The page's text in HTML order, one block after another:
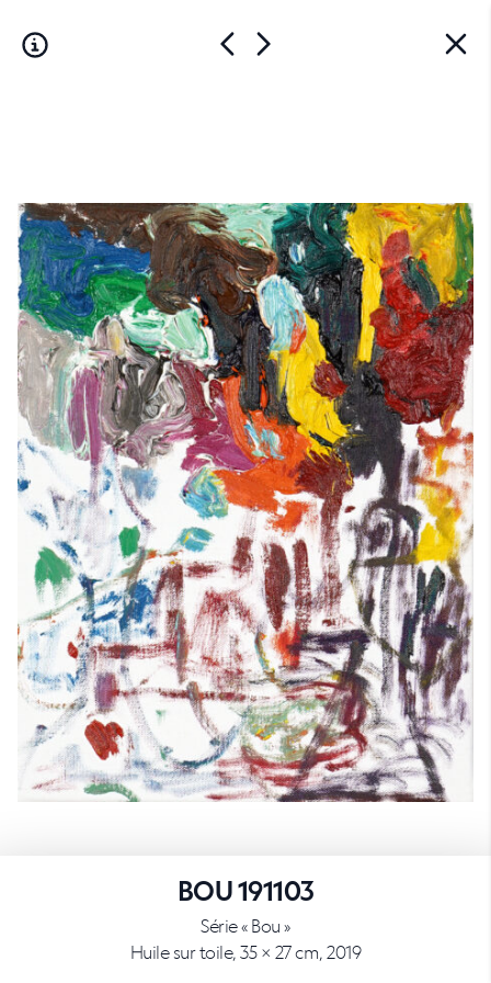
BOU 191103
Série « Bou »
Huile sur toile, 35 × 27 cm, 2019